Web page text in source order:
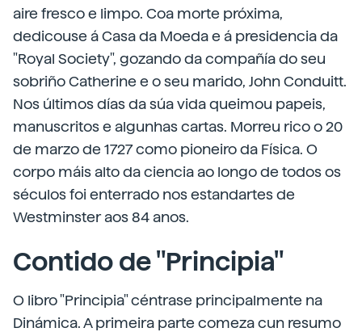
aire fresco e limpo. Coa morte próxima,
dedicouse á Casa da Moeda e á presidencia da
"Royal Society", gozando da compañía do seu
sobriño Catherine e o seu marido, John Conduitt.
Nos últimos días da súa vida queimou papeis,
manuscritos e algunhas cartas. Morreu rico o 20
de marzo de 1727 como pioneiro da Física. O
corpo máis alto da ciencia ao longo de todos os
séculos foi enterrado nos estandartes de
Westminster aos 84 anos.
Contido de "Principia"
O libro "Principia" céntrase principalmente na
Dinámica. A primeira parte comeza cun resumo